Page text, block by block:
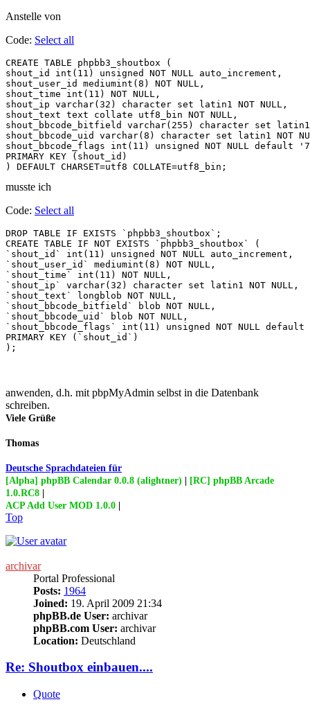
Anstelle von
Code: Select all
CREATE TABLE phpbb3_shoutbox (
shout_id int(11) unsigned NOT NULL auto_increment,
shout_user_id mediumint(8) NOT NULL,
shout_time int(11) NOT NULL,
shout_ip varchar(32) character set latin1 NOT NULL,
shout_text text collate utf8_bin NOT NULL,
shout_bbcode_bitfield varchar(255) character set latin1
shout_bbcode_uid varchar(8) character set latin1 NOT
shout_bbcode_flags int(11) unsigned NOT NULL default
PRIMARY KEY (shout_id)
) DEFAULT CHARSET=utf8 COLLATE=utf8_bin;
musste ich
Code: Select all
DROP TABLE IF EXISTS `phpbb3_shoutbox`;
CREATE TABLE IF NOT EXISTS `phpbb3_shoutbox` (
`shout_id` int(11) unsigned NOT NULL auto_increment,
`shout_user_id` mediumint(8) NOT NULL,
`shout_time` int(11) NOT NULL,
`shout_ip` varchar(32) character set latin1 NOT NULL,
`shout_text` longblob NOT NULL,
`shout_bbcode_bitfield` blob NOT NULL,
`shout_bbcode_uid` blob NOT NULL,
`shout_bbcode_flags` int(11) unsigned NOT NULL
PRIMARY KEY (`shout_id`)
);
anwenden, d.h. mit pbpMyAdmin selbst in die Datenbank
schreiben.
Viele Grüße
Thomas
Deutsche Sprachdateien für
[Alpha] phpBB Calendar 0.0.8 (alightner) | [RC] phpBB Arcade
1.0.RC8 |
ACP Add User MOD 1.0.0 |
Top
archivar
Portal Professional
Posts: 1964
Joined: 19. April 2009 21:34
phpBB.de User: archivar
phpBB.com User: archivar
Location: Deutschland
Re: Shoutbox einbauen....
Quote